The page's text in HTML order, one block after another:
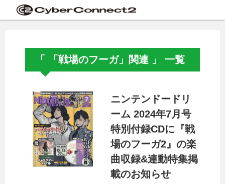
「 「戦場のフーガ」関連 」 一覧
ニンテンドードリ
ーム 2024年7月号
特別付録CDに『戦
場のフーガ2』の楽
曲収録&連動特集掲
載のお知らせ